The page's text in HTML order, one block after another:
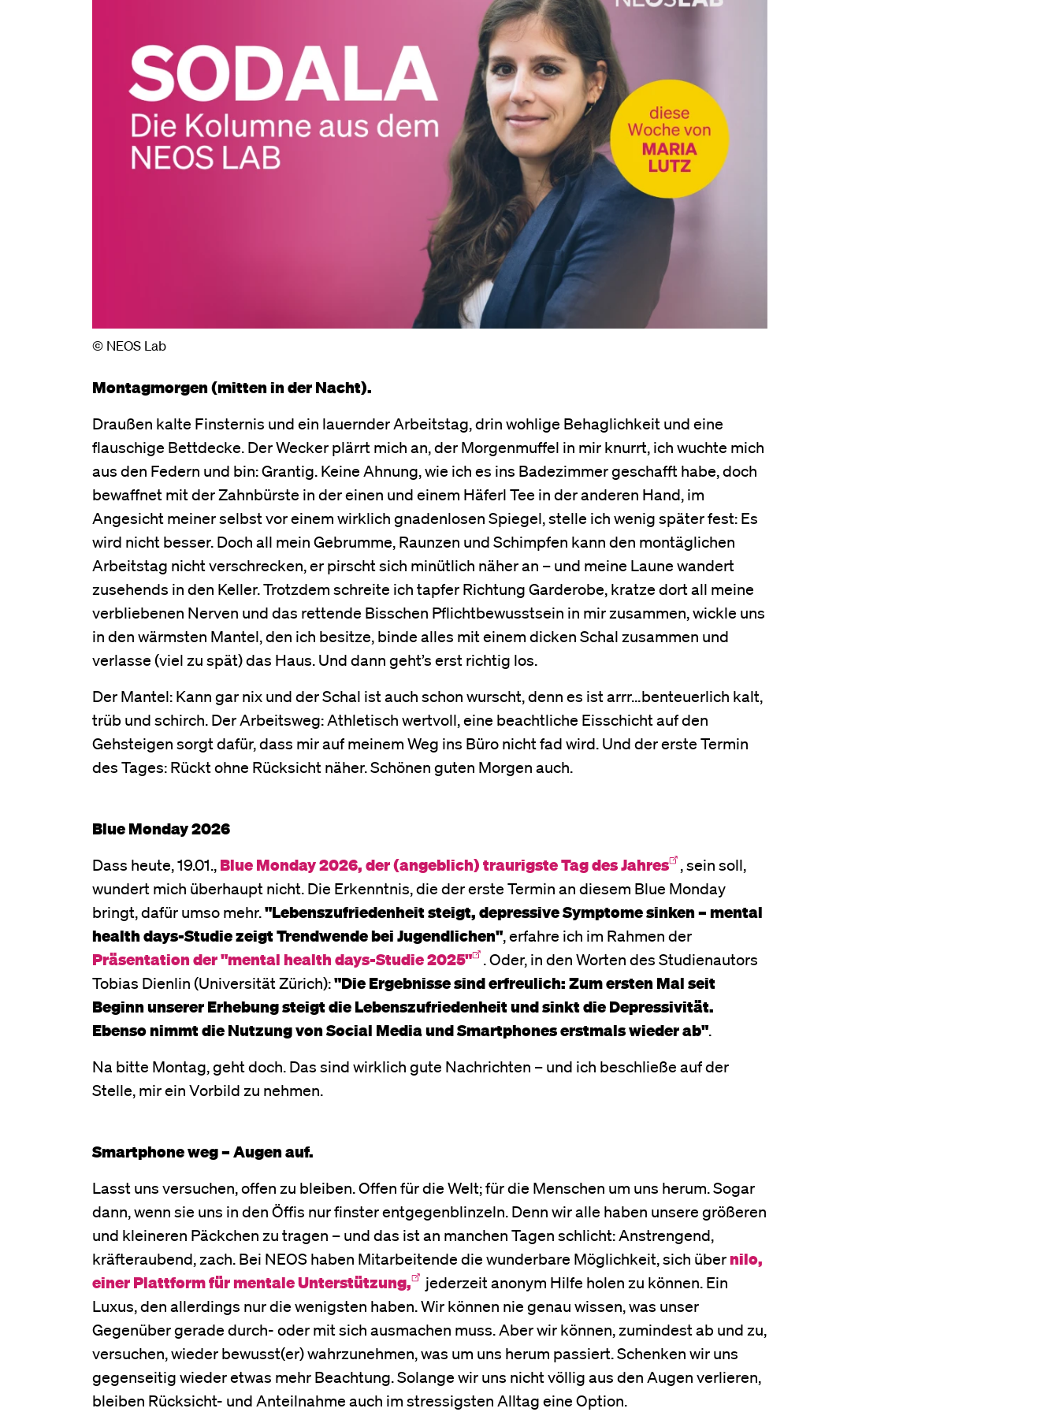
© NEOS Lab
Montagmorgen (mitten in der Nacht).
Draußen kalte Finsternis und ein lauernder Arbeitstag, drin wohlige Behaglichkeit und eine
flauschige Bettdecke. Der Wecker plärrt mich an, der Morgenmuffel in mir knurrt, ich wuchte mich
aus den Federn und bin: Grantig. Keine Ahnung, wie ich es ins Badezimmer geschafft habe, doch
bewaffnet mit der Zahnbürste in der einen und einem Häferl Tee in der anderen Hand, im
Angesicht meiner selbst vor einem wirklich gnadenlosen Spiegel, stelle ich wenig später fest: Es
wird nicht besser. Doch all mein Gebrumme, Raunzen und Schimpfen kann den montäglichen
Arbeitstag nicht verschrecken, er pirscht sich minütlich näher an – und meine Laune wandert
zusehends in den Keller. Trotzdem schreite ich tapfer Richtung Garderobe, kratze dort all meine
verbliebenen Nerven und das rettende Bisschen Pflichtbewusstsein in mir zusammen, wickle uns
in den wärmsten Mantel, den ich besitze, binde alles mit einem dicken Schal zusammen und
verlasse (viel zu spät) das Haus. Und dann geht’s erst richtig los.
Der Mantel: Kann gar nix und der Schal ist auch schon wurscht, denn es ist arrr…benteuerlich kalt,
trüb und schirch. Der Arbeitsweg: Athletisch wertvoll, eine beachtliche Eisschicht auf den
Gehsteigen sorgt dafür, dass mir auf meinem Weg ins Büro nicht fad wird. Und der erste Termin
des Tages: Rückt ohne Rücksicht näher. Schönen guten Morgen auch.
Blue Monday 2026
Dass heute, 19.01.,Blue Monday 2026, der (angeblich) traurigste Tag des Jahres , sein soll,
wundert mich überhaupt nicht. Die Erkenntnis, die der erste Termin an diesem Blue Monday
bringt, dafür umso mehr."Lebenszufriedenheit steigt, depressive Symptome sinken – mental
health days-Studie zeigt Trendwende bei Jugendlichen", erfahre ich im Rahmen der
Präsentation der "mental health days-Studie 2025" . Oder, in den Worten des Studienautors
Tobias Dienlin (Universität Zürich):"Die Ergebnisse sind erfreulich: Zum ersten Mal seit
Beginn unserer Erhebung steigt die Lebenszufriedenheit und sinkt die Depressivität.
Ebenso nimmt die Nutzung von Social Media und Smartphones erstmals wieder ab".
Na bitte Montag, geht doch. Das sind wirklich gute Nachrichten – und ich beschließe auf der
Stelle, mir ein Vorbild zu nehmen.
Smartphone weg – Augen auf.
Lasst uns versuchen, offen zu bleiben. Offen für die Welt; für die Menschen um uns herum. Sogar
dann, wenn sie uns in den Öffis nur finster entgegenblinzeln. Denn wir alle haben unsere größeren
und kleineren Päckchen zu tragen – und das ist an manchen Tagen schlicht: Anstrengend,
kräfteraubend, zach. Bei NEOS haben Mitarbeitende die wunderbare Möglichkeit, sich übernilo,
einer Plattform für mentale Unterstützung,
jederzeit anonym Hilfe holen zu können. Ein
Luxus, den allerdings nur die wenigsten haben. Wir können nie genau wissen, was unser
Gegenüber gerade durch- oder mit sich ausmachen muss. Aber wir können, zumindest ab und zu,
versuchen, wieder bewusst(er) wahrzunehmen, was um uns herum passiert. Schenken wir uns
gegenseitig wieder etwas mehr Beachtung. Solange wir uns nicht völlig aus den Augen verlieren,
bleiben Rücksicht- und Anteilnahme auch im stressigsten Alltag eine Option.